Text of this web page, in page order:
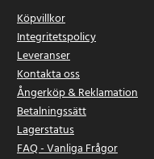
Köpvillkor
Integritetspolicy
Leveranser
Kontakta oss
Ångerköp & Reklamation
Betalningssätt
Lagerstatus
FAQ - Vanliga Frågor